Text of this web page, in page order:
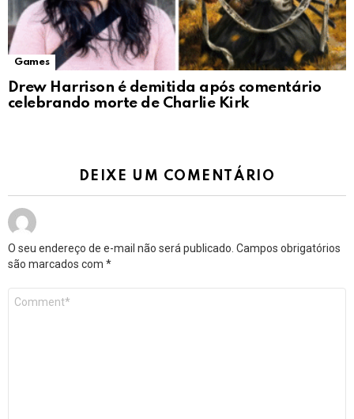
Games
Drew Harrison é demitida após comentário
celebrando morte de Charlie Kirk
DEIXE UM COMENTÁRIO
O seu endereço de e-mail não será publicado. Campos obrigatórios
são marcados com *